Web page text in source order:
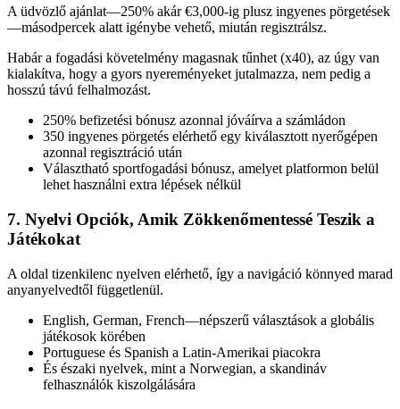
A üdvözlő ajánlat—250% akár €3,000-ig plusz ingyenes pörgetések
—másodpercek alatt igénybe vehető, miután regisztrálsz.
Habár a fogadási követelmény magasnak tűnhet (x40), az úgy van
kialakítva, hogy a gyors nyereményeket jutalmazza, nem pedig a
hosszú távú felhalmozást.
250% befizetési bónusz azonnal jóváírva a számládon
350 ingyenes pörgetés elérhető egy kiválasztott nyerőgépen
azonnal regisztráció után
Választható sportfogadási bónusz, amelyet platformon belül
lehet használni extra lépések nélkül
7. Nyelvi Opciók, Amik Zökkenőmentessé Teszik a
Játékokat
A oldal tizenkilenc nyelven elérhető, így a navigáció könnyed marad
anyanyelvedtől függetlenül.
English, German, French—népszerű választások a globális
játékosok körében
Portuguese és Spanish a Latin-Amerikai piacokra
És északi nyelvek, mint a Norwegian, a skandináv
felhasználók kiszolgálására